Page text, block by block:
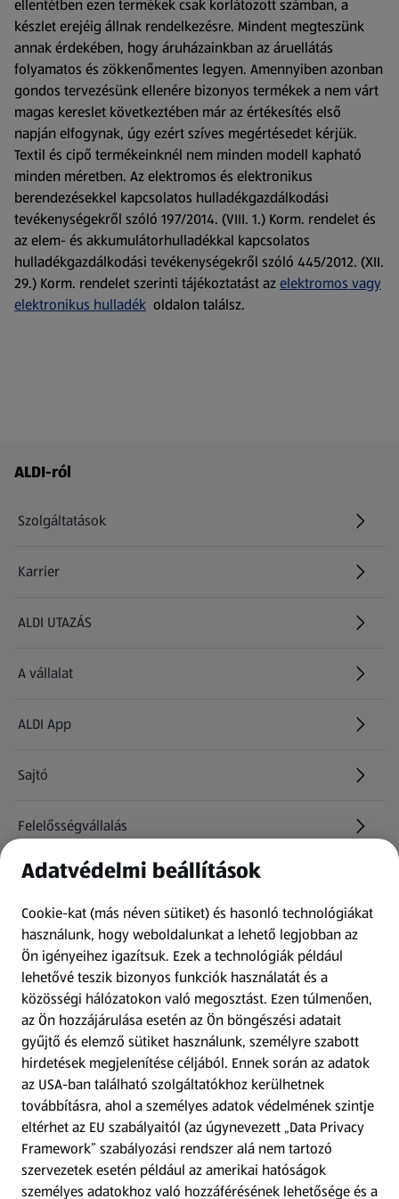
ellentétben ezen termékek csak korlátozott számban, a
készlet erejéig állnak rendelkezésre. Mindent megteszünk
annak érdekében, hogy áruházainkban az áruellátás
folyamatos és zökkenőmentes legyen. Amennyiben azonban
gondos tervezésünk ellenére bizonyos termékek a nem várt
magas kereslet következtében már az értékesítés első
napján elfogynak, úgy ezért szíves megértésedet kérjük.
Textil és cipő termékeinknél nem minden modell kapható
minden méretben. Az elektromos és elektronikus
berendezésekkel kapcsolatos hulladékgazdálkodási
tevékenységekről szóló 197/2014. (VIII. 1.) Korm. rendelet és
az elem- és akkumulátorhulladékkal kapcsolatos
hulladékgazdálkodási tevékenységekről szóló 445/2012. (XII.
29.) Korm. rendelet szerinti tájékoztatást azelektromos vagy
elektronikus hulladék oldalon találsz.
Láblécmenü - további linkek
ALDI-ról
Szolgáltatások
Karrier
(új oldalon nyílik meg)
ALDI UTAZÁS
(új oldalon nyílik meg)
A vállalat
ALDI App
Sajtó
Felelősségvállalás
Információk
Kérdőív
Fizetési lehetőségek
ALDI utalványok
Árcsökkentés
Adattörlő alkalmazás
Szervizpont
(új oldalon nyílik meg)
Adatvédelmi beállítások
Cookie-kat (más néven sütiket) és hasonló technológiákat
használunk, hogy weboldalunkat a lehető legjobban az
Ön igényeihez igazítsuk. Ezek a technológiák például
lehetővé teszik bizonyos funkciók használatát és a
közösségi hálózatokon való megosztást. Ezen túlmenően,
az Ön hozzájárulása esetén az Ön böngészési adatait
gyűjtő és elemző sütiket használunk, személyre szabott
hirdetések megjelenítése céljából. Ennek során az adatok
az USA-ban található szolgáltatókhoz kerülhetnek
továbbításra, ahol a személyes adatok védelmének szintje
eltérhet az EU szabályaitól (az úgynevezett „Data Privacy
Framework” szabályozási rendszer alá nem tartozó
szervezetek esetén például az amerikai hatóságok
személyes adatokhoz való hozzáférésének lehetősége és a